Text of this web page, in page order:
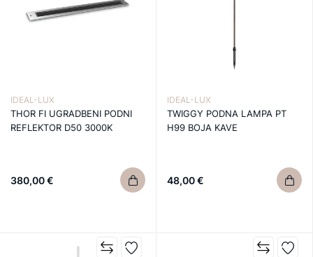
IDEAL-LUX
THOR FI UGRADBENI PODNI
REFLEKTOR D50 3000K
380,00 €
IDEAL-LUX
TWIGGY PODNA LAMPA PT
H99 BOJA KAVE
48,00 €